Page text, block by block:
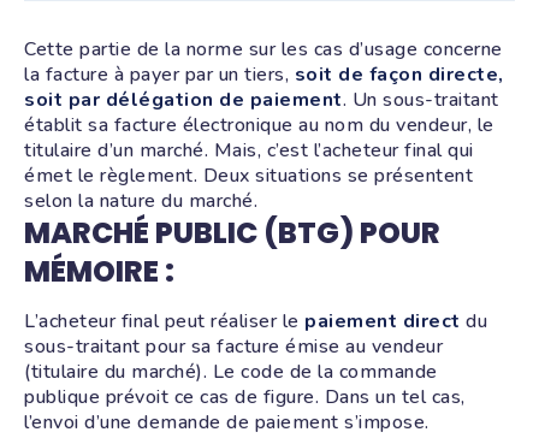
Cette partie de la norme sur les cas d’usage concerne
la facture à payer par un tiers, soit de façon directe,
soit par délégation de paiement. Un sous-traitant
établit sa facture électronique au nom du vendeur, le
titulaire d’un marché. Mais, c’est l’acheteur final qui
émet le règlement. Deux situations se présentent
selon la nature du marché.
MARCHÉ PUBLIC (BTG) POUR
MÉMOIRE :
L’acheteur final peut réaliser le paiement direct du
sous-traitant pour sa facture émise au vendeur
(titulaire du marché). Le code de la commande
publique prévoit ce cas de figure. Dans un tel cas,
l’envoi d’une demande de paiement s’impose.